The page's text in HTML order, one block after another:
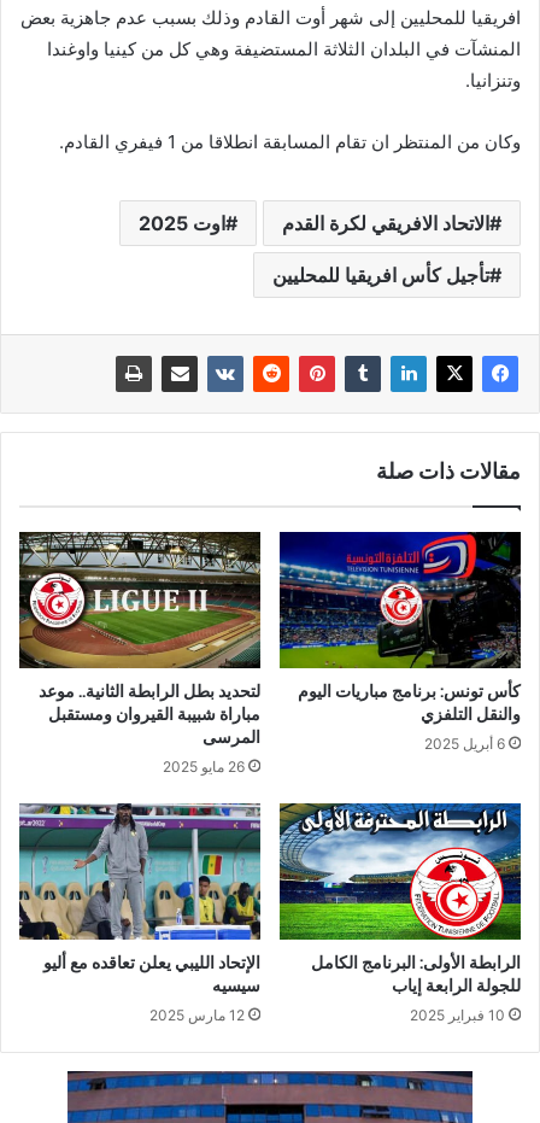
افريقيا للمحليين إلى شهر أوت القادم وذلك بسبب عدم جاهزية بعض
المنشآت في البلدان الثلاثة المستضيفة وهي كل من كينيا واوغندا
وتنزانيا.
وكان من المنتظر ان تقام المسابقة انطلاقا من 1 فيفري القادم.
الاتحاد الافريقي لكرة القدم اوت 2025
تأجيل كأس افريقيا للمحليين
مقالات ذات صلة
كأس تونس: برنامج مباريات اليوم
والنقل التلفزي
6 أبريل 2025
لتحديد بطل الرابطة الثانية.. موعد
مباراة شبيبة القيروان ومستقبل
المرسى
26 مايو 2025
الرابطة الأولى: البرنامج الكامل
للجولة الرابعة إياب
10 فبراير 2025
الإتحاد الليبي يعلن تعاقده مع أليو
سيسيه
12 مارس 2025